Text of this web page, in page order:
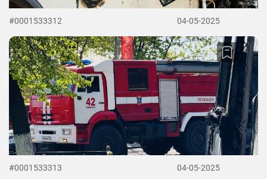
#0001533312 04-05-2025
#0001533313 04-05-2025